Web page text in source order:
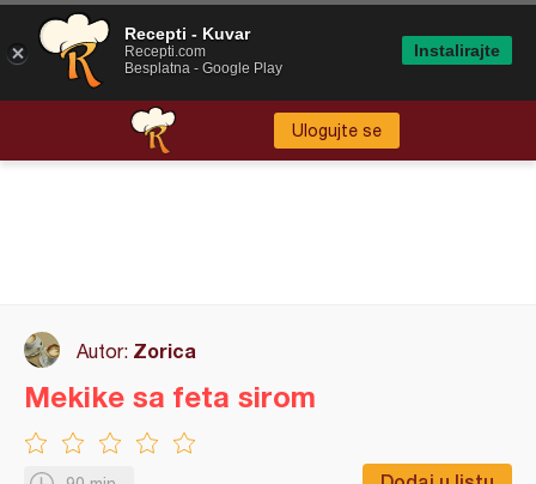
Ulogujte se
Autor: Zorica
Mekike sa feta sirom
Recepti - Kuvar
Recepti.com
Besplatna - Google Play
Instalirajte